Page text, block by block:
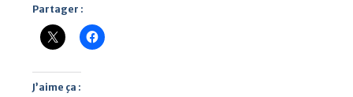
Partager :
J’aime ça :